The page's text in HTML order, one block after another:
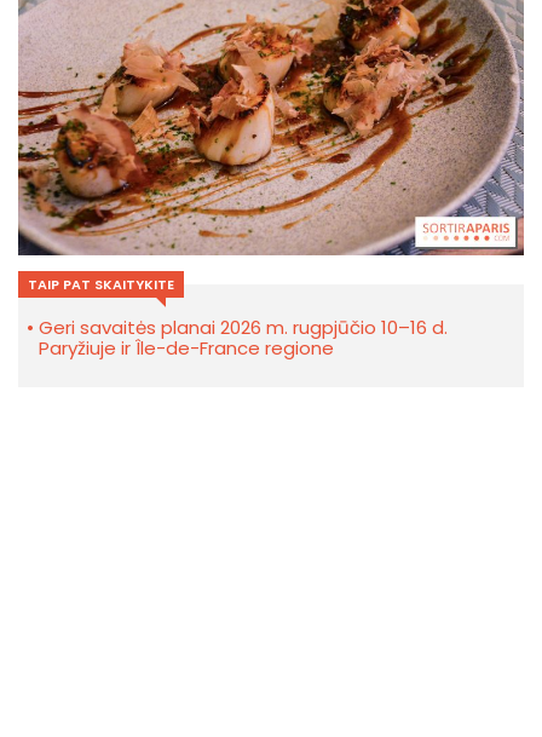
TAIP PAT SKAITYKITE
Geri savaitės planai 2026 m. rugpjūčio 10–16 d.
Paryžiuje ir Île-de-France regione